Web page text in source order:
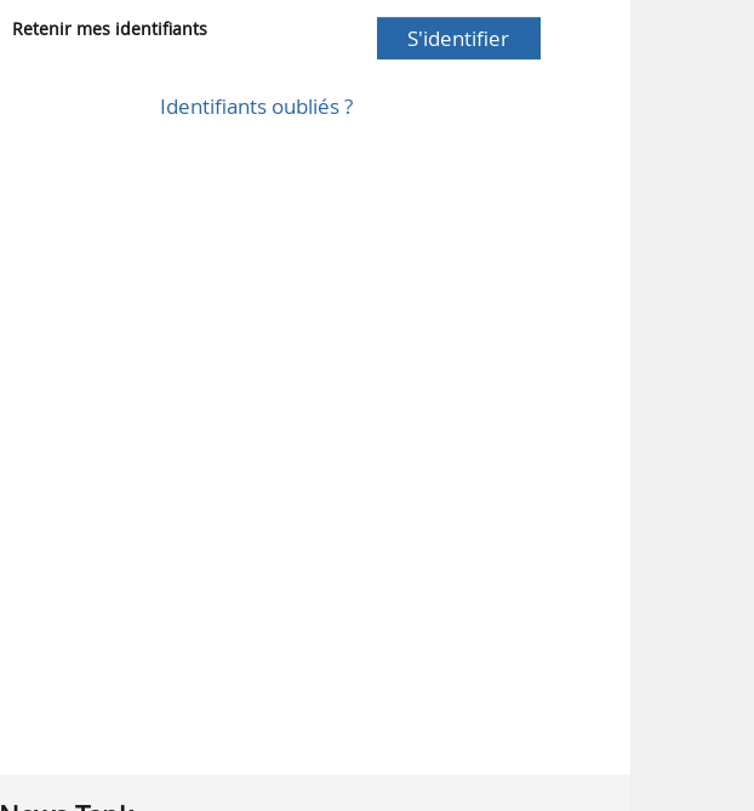
Retenir mes identifiants S'identifier
Identifiants oubliés ?